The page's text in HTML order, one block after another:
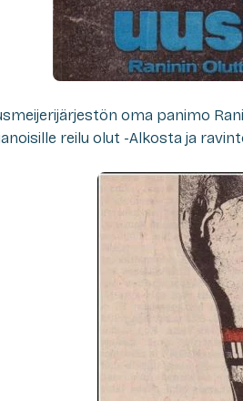
oma panimo
reilu olut -Alkosta ja